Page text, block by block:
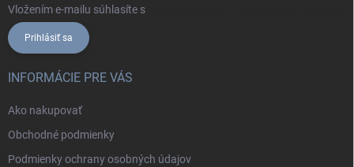
Vložením e-mailu súhlasíte s
Prihlásiť sa
INFORMÁCIE PRE VÁS
Ako nakupovať
Obchodné podmienky
Podmienky ochrany osobných údajov